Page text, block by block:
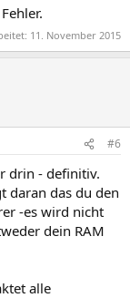
11. November 2015
#6
drin - definitiv.
daran das du den
-es wird nicht
dein RAM
alle